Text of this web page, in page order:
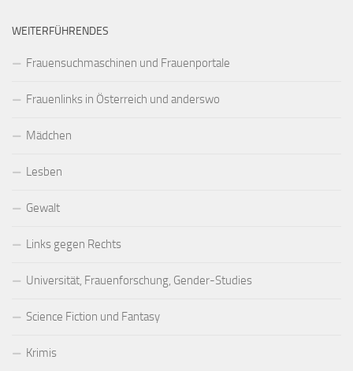
WEITERFÜHRENDES
Frauensuchmaschinen und Frauenportale
Frauenlinks in Österreich und anderswo
Mädchen
Lesben
Gewalt
Links gegen Rechts
Universität, Frauenforschung, Gender-Studies
Science Fiction und Fantasy
Krimis